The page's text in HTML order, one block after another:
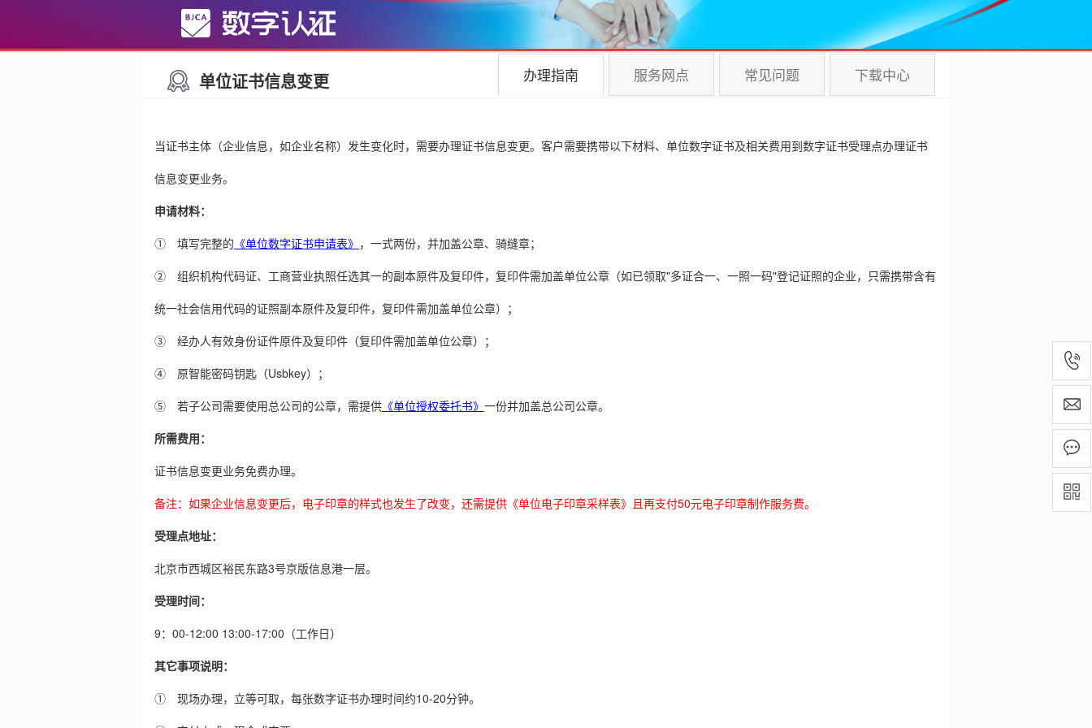
单位证书信息变更 办理指南 服务网点 常见问题 下载中心
当证书主体（企业信息，如企业名称）发生变化时，需要办理证书信息变更。客户需要携带以下材料、单位数字证书及相关费用到数字证书受理点办理证书
信息变更业务。
申请材料：
① 填写完整的 《单位数字证书申请表》 ，一式两份，并加盖公章、骑缝章；
② 组织机构代码证、工商营业执照任选其一的副本原件及复印件，复印件需加盖单位公章（如已领取"多证合一、一照一码"登记证照的企业，只需携带含有
统一社会信用代码的证照副本原件及复印件，复印件需加盖单位公章）；
③ 经办人有效身份证件原件及复印件（复印件需加盖单位公章）；
④ 原智能密码钥匙（Usbkey）；
⑤ 若子公司需要使用总公司的公章，需提供《单位授权委托书》 一份并加盖总公司公章。
所需费用：
证书信息变更业务免费办理。
备注：如果企业信息变更后，电子印章的样式也发生了改变，还需提供《单位电子印章采样表》且再支付50元电子印章制作服务费。
受理点地址：
北京市西城区裕民东路3号京版信息港一层。
受理时间：
9：00-12:00 13:00-17:00（工作日）
其它事项说明：
① 现场办理，立等可取，每张数字证书办理时间约10-20分钟。